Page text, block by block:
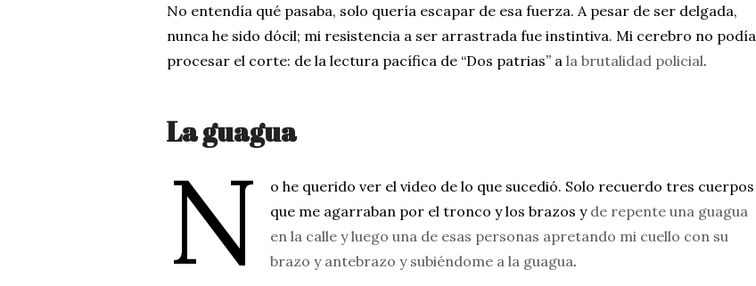
No entendía qué pasaba, solo quería escapar de esa fuerza. A pesar de ser delgada,
nunca he sido dócil; mi resistencia a ser arrastrada fue instintiva. Mi cerebro no podía
procesar el corte: de la lectura pacífica de “Dos patrias” a la brutalidad policial.
La guagua
N
o he querido ver el video de lo que sucedió. Solo recuerdo tres cuerpos
que me agarraban por el tronco y los brazos y de repente una guagua
en la calle y luego una de esas personas apretando mi cuello con su
brazo y antebrazo y subiéndome a la guagua.